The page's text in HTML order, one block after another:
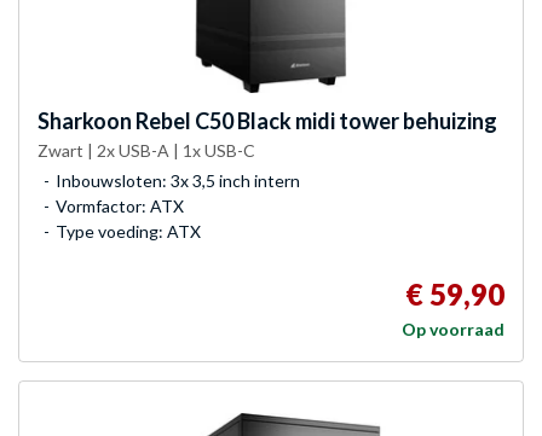
Sharkoon Rebel C50 Black midi tower behuizing
Zwart | 2x USB-A | 1x USB-C
Inbouwsloten: 3x 3,5 inch intern
Vormfactor: ATX
Type voeding: ATX
€ 59,90
Op voorraad